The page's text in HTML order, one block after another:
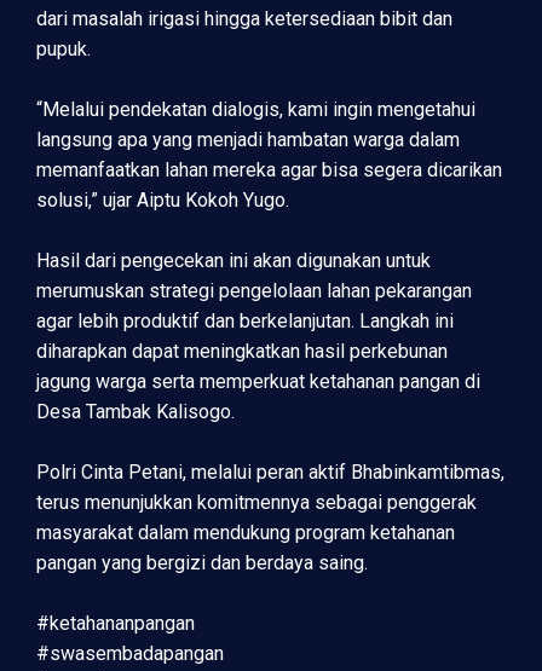
dari masalah irigasi hingga ketersediaan bibit dan
pupuk.
“Melalui pendekatan dialogis, kami ingin mengetahui
langsung apa yang menjadi hambatan warga dalam
memanfaatkan lahan mereka agar bisa segera dicarikan
solusi,” ujar Aiptu Kokoh Yugo.
Hasil dari pengecekan ini akan digunakan untuk
merumuskan strategi pengelolaan lahan pekarangan
agar lebih produktif dan berkelanjutan. Langkah ini
diharapkan dapat meningkatkan hasil perkebunan
jagung warga serta memperkuat ketahanan pangan di
Desa Tambak Kalisogo.
Polri Cinta Petani, melalui peran aktif Bhabinkamtibmas,
terus menunjukkan komitmennya sebagai penggerak
masyarakat dalam mendukung program ketahanan
pangan yang bergizi dan berdaya saing.
#ketahananpangan
#swasembadapangan